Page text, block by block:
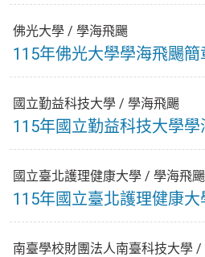
佛光大學 / 學海飛颺
115年佛光大學學海飛颺簡
國立勤益科技大學 / 學海飛颺
115年國立勤益科技大學
國立臺北護理健康大學 / 學海飛颺
115年國立臺北護理健康
南臺學校財團法人南臺科技大學 /